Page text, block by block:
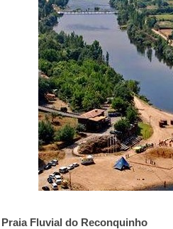
Praia Fluvial do Reconquinho